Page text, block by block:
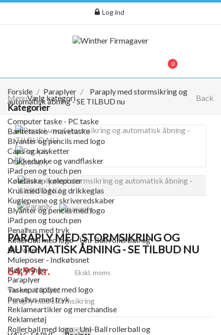
Log ind
0
Menu Back
Vælg kategori
Kategorier
Computer taske - PC taske
Bæltetaske - mavetaske
Blyanter og pencils med logo
Caps og kasketter
Drikkedunke og vandflasker
iPad pen og touch pen
Køletaske - køleposer
Krus med logo og drikkeglas
Kuglepenne og skriveredskaber
Blyanter og pencils med logo
iPad pen og touch pen
Penalhus med tryk
Rollerball med logo - Uni-Ball rollerball og
Bic roller
Muleposer - Indkøbsnet
Nøgleringe
Paraplyer
Taskeparaplyer med logo
Penalhus med tryk
Reklameartikler og merchandise
Reklametøj
Rollerball med logo - Uni-Ball rollerball og
Forside Paraplyer
Paraply med stormsikring og
automatisk åbning - SE TILBUD nu
PARAPLY MED STORMSIKRING OG
AUTOMATISK ÅBNING - SE TILBUD NU
64,99 kr.
Ekskl. moms
Varenr.: 103261
Paraply med stormsikring